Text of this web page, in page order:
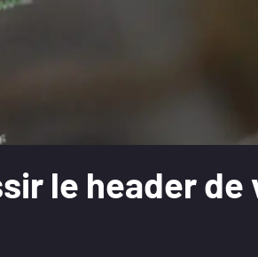
le header